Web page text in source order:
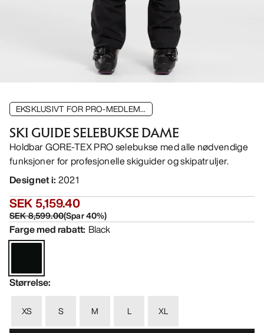
EKSKLUSIVT FOR PRO-MEDLEM...
SKI GUIDE SELEBUKSE DAME
Holdbar GORE-TEX PRO selebukse med alle nødvendige
funksjoner for profesjonelle skiguider og skipatruljer.
Designet i: 2021
SEK 5,159.40
SEK 8,599.00(Spar40%)
Farge med rabatt: Black
Størrelse:
XS S M L XL